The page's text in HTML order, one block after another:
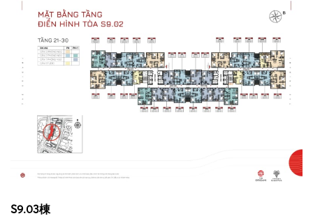
S9.03棟